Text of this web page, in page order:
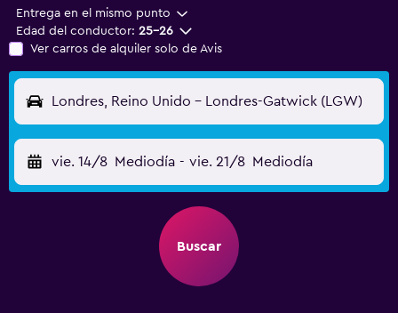
Entrega en el mismo punto
Edad del conductor: 25-26
Ver carros de alquiler solo de Avis
Londres, Reino Unido - Londres-Gatwick (LGW)
vie. 14/8 Mediodía - vie. 21/8 Mediodía
Buscar